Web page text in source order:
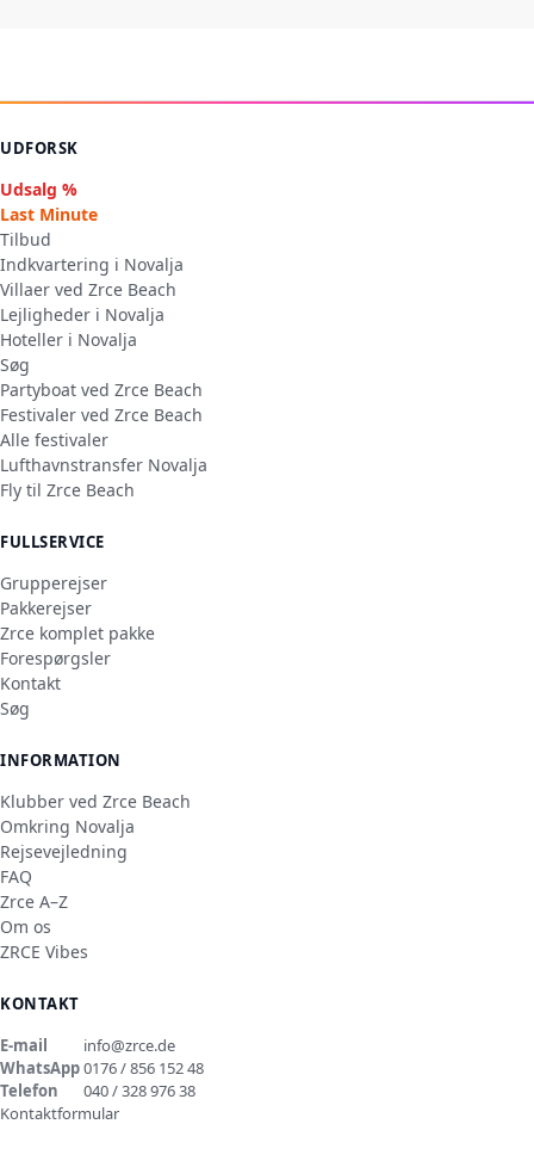
UDFORSK
Udsalg %
Last Minute
Tilbud
Indkvartering i Novalja
Villaer ved Zrce Beach
Lejligheder i Novalja
Hoteller i Novalja
Søg
Partyboat ved Zrce Beach
Festivaler ved Zrce Beach
Alle festivaler
Lufthavnstransfer Novalja
Fly til Zrce Beach
FULLSERVICE
Grupperejser
Pakkerejser
Zrce komplet pakke
Forespørgsler
Kontakt
Søg
INFORMATION
Klubber ved Zrce Beach
Omkring Novalja
Rejsevejledning
FAQ
Zrce A–Z
Om os
ZRCE Vibes
KONTAKT
E-mail
info@zrce.de
WhatsApp0176 / 856 152 48
Telefon
040 / 328 976 38
Kontaktformular